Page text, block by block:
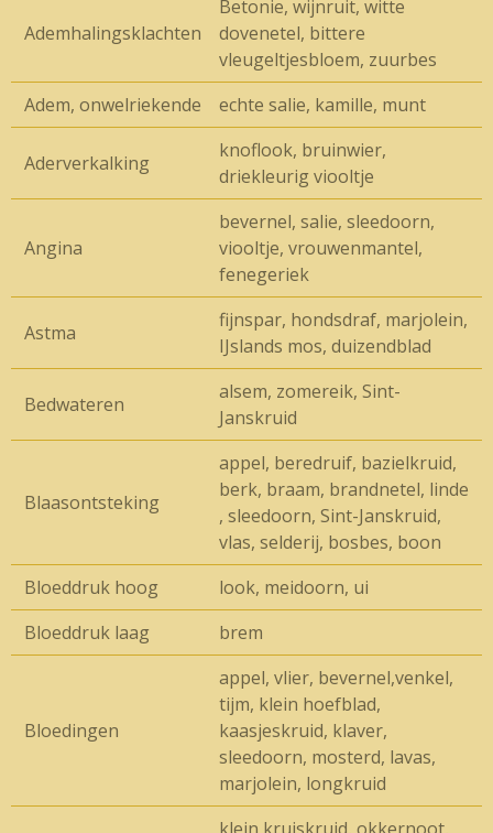
Ademhalingsklachten
Betonie, wijnruit, witte
dovenetel, bittere
vleugeltjesbloem, zuurbes
Adem, onwelriekende
echte salie, kamille, munt
Aderverkalking
knoflook, bruinwier,
driekleurig viooltje
Angina
bevernel, salie, sleedoorn,
viooltje, vrouwenmantel,
fenegeriek
Astma
fijnspar, hondsdraf, marjolein,
IJslands mos, duizendblad
Bedwateren
alsem, zomereik, Sint-
Janskruid
Blaasontsteking
appel, beredruif, bazielkruid,
berk, braam, brandnetel, linde
, sleedoorn, Sint-Janskruid,
vlas, selderij, bosbes, boon
Bloeddruk hoog
look, meidoorn, ui
Bloeddruk laag
brem
Bloedingen
appel, vlier, bevernel,venkel,
tijm, klein hoefblad,
kaasjeskruid, klaver,
sleedoorn, mosterd, lavas,
marjolein, longkruid